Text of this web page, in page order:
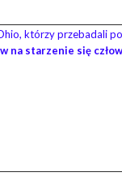
którzy przebadali
na starzenie się